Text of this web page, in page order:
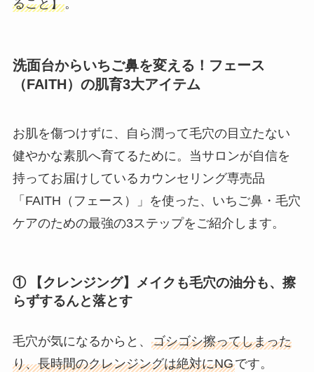
ること】。
洗面台からいちご鼻を変える！フェース
（FAITH）の肌育3大アイテム
お肌を傷つけずに、自ら潤って毛穴の目立たない
健やかな素肌へ育てるために。当サロンが自信を
持ってお届けしているカウンセリング専売品
「FAITH（フェース）」を使った、いちご鼻・毛穴
ケアのための最強の3ステップをご紹介します。
① 【クレンジング】メイクも毛穴の油分も、擦
らずするんと落とす
毛穴が気になるからと、 ゴシゴシ擦ってしまった
り、長時間のクレンジングは絶対にNGです。